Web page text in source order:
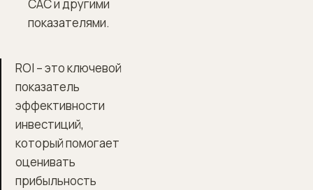
CAC и другими
показателями.
ROI – это ключевой
показатель
эффективности
инвестиций,
который помогает
оценивать
прибыльность